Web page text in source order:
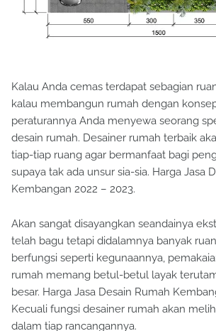
Kalau Anda cemas terdapat sebagian
kalau membangun rumah dengan
peraturannya Anda menyewa seorang
desain rumah. Desainer rumah terbaik
tiap-tiap ruang agar bermanfaat bagi
supaya tak ada unsur sia-sia. Harga Jasa
Akan sangat disayangkan seandainya
telah bagu tetapi didalamnya banyak
berfungsi seperti kegunaannya,
rumah memang betul-betul layak
besar. Harga Jasa Desain Rumah
Kecuali fungsi desainer rumah akan